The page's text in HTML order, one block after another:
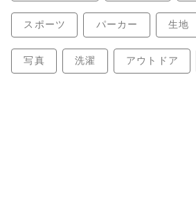
スポーツ パーカー 生地
写真 洗濯 アウトドア